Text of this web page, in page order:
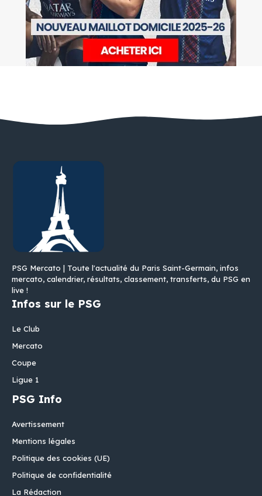
PSG Mercato | Toute l'actualité du Paris Saint-Germain, infos
mercato, calendrier, résultats, classement, transferts, du PSG en
live !
Infos sur le PSG
Le Club
Mercato
Coupe
Ligue 1
PSG Info
Avertissement
Mentions légales
Politique des cookies (UE)
Politique de confidentialité
La Rédaction